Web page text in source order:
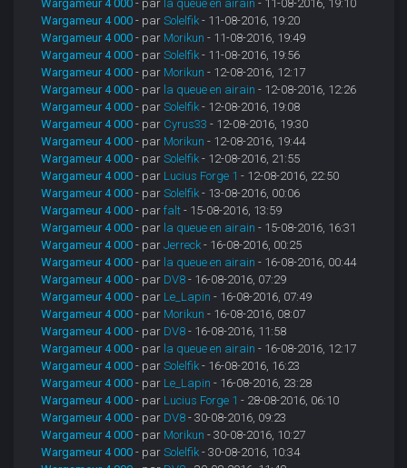
Wargameur 4 000 - par la queue en airain - 11-08-2016, 19:10
Wargameur 4 000 - parSolelfik - 11-08-2016, 19:20
Wargameur 4 000 - par Morikun - 11-08-2016, 19:49
Wargameur 4 000 - parSolelfik - 11-08-2016, 19:56
Wargameur 4 000 - par Morikun - 12-08-2016, 12:17
Wargameur 4 000 - par la queue en airain - 12-08-2016, 12:26
Wargameur 4 000 - parSolelfik - 12-08-2016, 19:08
Wargameur 4 000 - par Cyrus33 - 12-08-2016, 19:30
Wargameur 4 000 - par Morikun - 12-08-2016, 19:44
Wargameur 4 000 - parSolelfik - 12-08-2016, 21:55
Wargameur 4 000 - par Lucius Forge 1 - 12-08-2016, 22:50
Wargameur 4 000 - parSolelfik - 13-08-2016, 00:06
Wargameur 4 000 - parfalt - 15-08-2016, 13:59
Wargameur 4 000 - par la queue en airain - 15-08-2016, 16:31
Wargameur 4 000 - parJerreck - 16-08-2016, 00:25
Wargameur 4 000 - par la queue en airain - 16-08-2016, 00:44
Wargameur 4 000 - par DV8 - 16-08-2016, 07:29
Wargameur 4 000 - par Le_Lapin - 16-08-2016, 07:49
Wargameur 4 000 - par Morikun - 16-08-2016, 08:07
Wargameur 4 000 - par DV8 - 16-08-2016, 11:58
Wargameur 4 000 - par la queue en airain - 16-08-2016, 12:17
Wargameur 4 000 - parSolelfik - 16-08-2016, 16:23
Wargameur 4 000 - par Le_Lapin - 16-08-2016, 23:28
Wargameur 4 000 - par Lucius Forge 1 - 28-08-2016, 06:10
Wargameur 4 000 - par DV8 - 30-08-2016, 09:23
Wargameur 4 000 - par Morikun - 30-08-2016, 10:27
Wargameur 4 000 - parSolelfik - 30-08-2016, 10:34